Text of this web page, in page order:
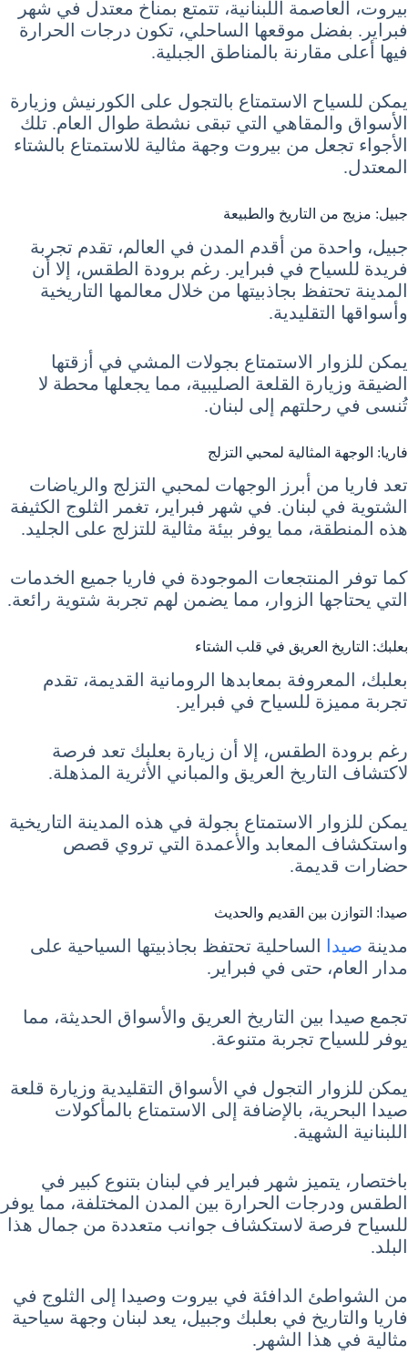
بيروت، العاصمة اللبنانية، تتمتع بمناخ معتدل في شهر
فبراير. بفضل موقعها الساحلي، تكون درجات الحرارة
فيها أعلى مقارنة بالمناطق الجبلية.
يمكن للسياح الاستمتاع بالتجول على الكورنيش وزيارة
الأسواق والمقاهي التي تبقى نشطة طوال العام. تلك
الأجواء تجعل من بيروت وجهة مثالية للاستمتاع بالشتاء
المعتدل.
جبيل: مزيج من التاريخ والطبيعة
جبيل، واحدة من أقدم المدن في العالم، تقدم تجربة
فريدة للسياح في فبراير. رغم برودة الطقس، إلا أن
المدينة تحتفظ بجاذبيتها من خلال معالمها التاريخية
وأسواقها التقليدية.
يمكن للزوار الاستمتاع بجولات المشي في أزقتها
الضيقة وزيارة القلعة الصليبية، مما يجعلها محطة لا
تُنسى في رحلتهم إلى لبنان.
فاريا: الوجهة المثالية لمحبي التزلج
تعد فاريا من أبرز الوجهات لمحبي التزلج والرياضات
الشتوية في لبنان. في شهر فبراير، تغمر الثلوج الكثيفة
هذه المنطقة، مما يوفر بيئة مثالية للتزلج على الجليد.
كما توفر المنتجعات الموجودة في فاريا جميع الخدمات
التي يحتاجها الزوار، مما يضمن لهم تجربة شتوية رائعة.
بعلبك: التاريخ العريق في قلب الشتاء
بعلبك، المعروفة بمعابدها الرومانية القديمة، تقدم
تجربة مميزة للسياح في فبراير.
رغم برودة الطقس، إلا أن زيارة بعلبك تعد فرصة
لاكتشاف التاريخ العريق والمباني الأثرية المذهلة.
يمكن للزوار الاستمتاع بجولة في هذه المدينة التاريخية
واستكشاف المعابد والأعمدة التي تروي قصص
حضارات قديمة.
صيدا: التوازن بين القديم والحديث
مدينة صيدا
الساحلية تحتفظ بجاذبيتها السياحية على
مدار العام، حتى في فبراير.
تجمع صيدا بين التاريخ العريق والأسواق الحديثة، مما
يوفر للسياح تجربة متنوعة.
يمكن للزوار التجول في الأسواق التقليدية وزيارة قلعة
صيدا البحرية، بالإضافة إلى الاستمتاع بالمأكولات
اللبنانية الشهية.
باختصار، يتميز شهر فبراير في لبنان بتنوع كبير في
الطقس ودرجات الحرارة بين المدن المختلفة، مما يوفر
للسياح فرصة لاستكشاف جوانب متعددة من جمال هذا
البلد.
من الشواطئ الدافئة في بيروت وصيدا إلى الثلوج في
فاريا والتاريخ في بعلبك وجبيل، يعد لبنان وجهة سياحية
مثالية في هذا الشهر.